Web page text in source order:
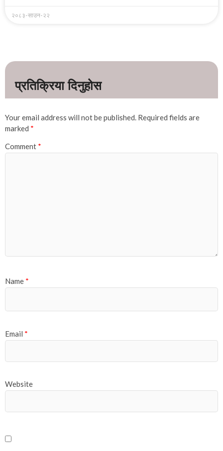
२०८३-साउन-२२
Your email address will not be published. Required fields are
marked *
Comment *
Name *
Email *
Website